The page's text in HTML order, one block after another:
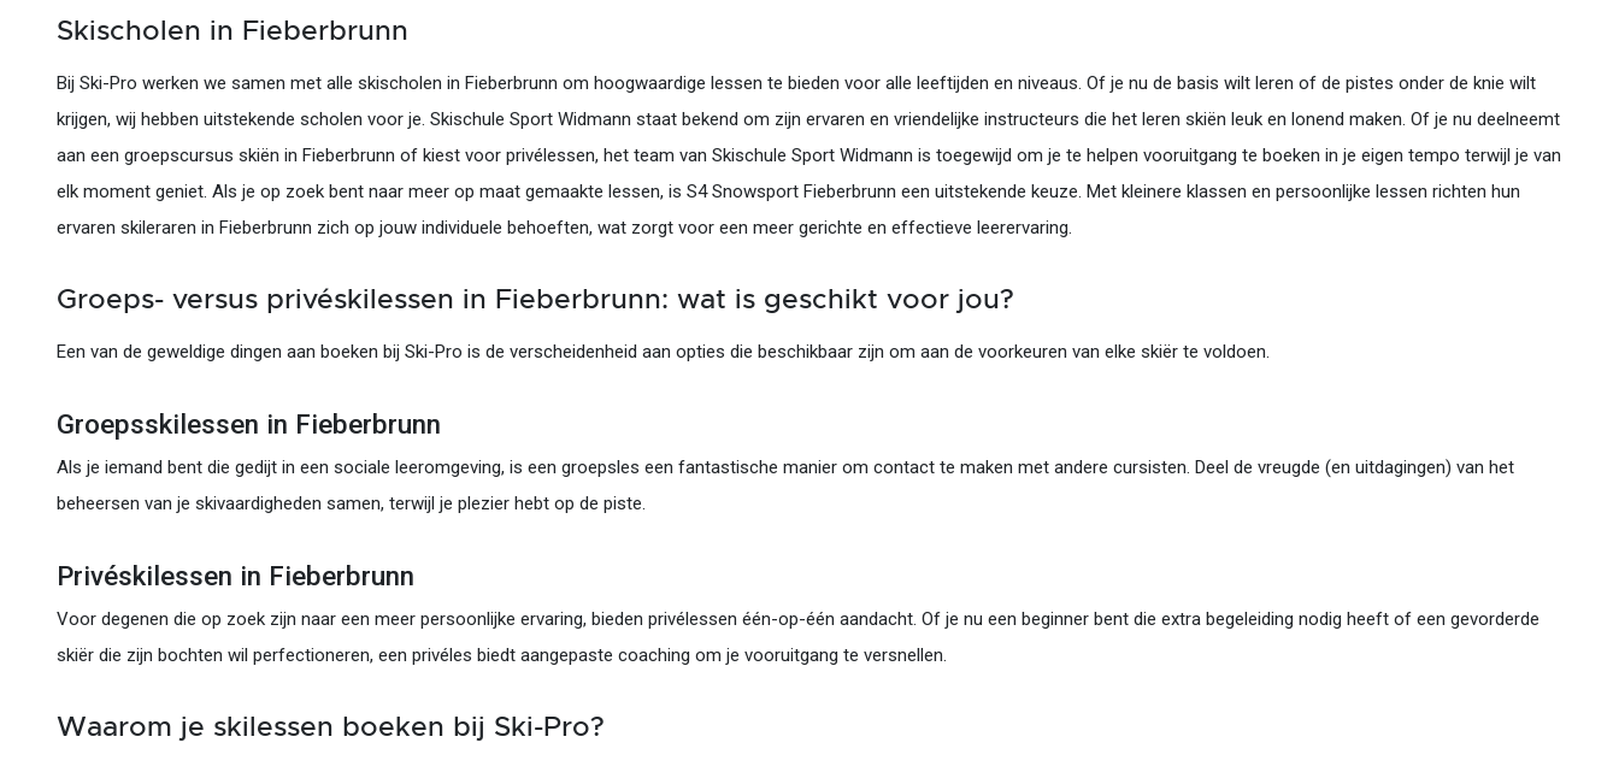
Skischolen in Fieberbrunn
Bij Ski-Pro werken we samen met alle skischolen in Fieberbrunn om hoogwaardige lessen te bieden voor alle leeftijden en niveaus. Of je nu de basis wilt leren of de pistes onder de knie wilt
krijgen, wij hebben uitstekende scholen voor je. Skischule Sport Widmann staat bekend om zijn ervaren en vriendelijke instructeurs die het leren skiën leuk en lonend maken. Of je nu deelneemt
aan een groepscursus skiën in Fieberbrunn of kiest voor privélessen, het team van Skischule Sport Widmann is toegewijd om je te helpen vooruitgang te boeken in je eigen tempo terwijl je van
elk moment geniet. Als je op zoek bent naar meer op maat gemaakte lessen, is S4 Snowsport Fieberbrunn een uitstekende keuze. Met kleinere klassen en persoonlijke lessen richten hun
ervaren skileraren in Fieberbrunn zich op jouw individuele behoeften, wat zorgt voor een meer gerichte en effectieve leerervaring.
Groeps- versus privéskilessen in Fieberbrunn: wat is geschikt voor jou?
Een van de geweldige dingen aan boeken bij Ski-Pro is de verscheidenheid aan opties die beschikbaar zijn om aan de voorkeuren van elke skiër te voldoen.
Groepsskilessen in Fieberbrunn
Als je iemand bent die gedijt in een sociale leeromgeving, is een groepsles een fantastische manier om contact te maken met andere cursisten. Deel de vreugde (en uitdagingen) van het
beheersen van je skivaardigheden samen, terwijl je plezier hebt op de piste.
Privéskilessen in Fieberbrunn
Voor degenen die op zoek zijn naar een meer persoonlijke ervaring, bieden privélessen één-op-één aandacht. Of je nu een beginner bent die extra begeleiding nodig heeft of een gevorderde
skiër die zijn bochten wil perfectioneren, een privéles biedt aangepaste coaching om je vooruitgang te versnellen.
Waarom je skilessen boeken bij Ski-Pro?